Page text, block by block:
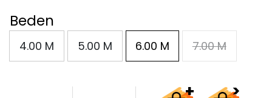
Beden
4.00 M 5.00 M 6.00 M 7.00 M